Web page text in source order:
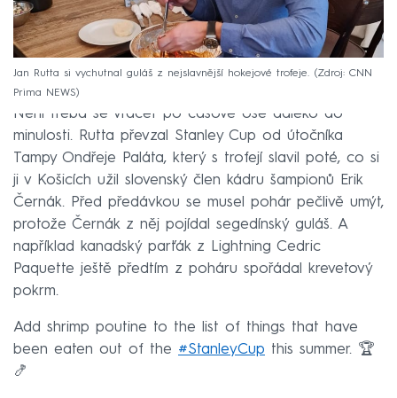
Jan Rutta si vychutnal guláš z nejslavnější hokejové trofeje.
Zdroj: CNN
Prima NEWS
Není třeba se vracet po časové ose daleko do
minulosti. Rutta převzal Stanley Cup od útočníka
Tampy Ondřeje Paláta, který s trofejí slavil poté, co si
ji v Košicích užil slovenský člen kádru šampionů Erik
Černák. Před předávkou se musel pohár pečlivě umýt,
protože Černák z něj pojídal segedínský guláš. A
například kanadský parťák z Lightning Cedric
Paquette ještě předtím z poháru spořádal krevetový
pokrm.
Add shrimp poutine to the list of things that have
been eaten out of the #StanleyCup this summer. 🏆
🍤